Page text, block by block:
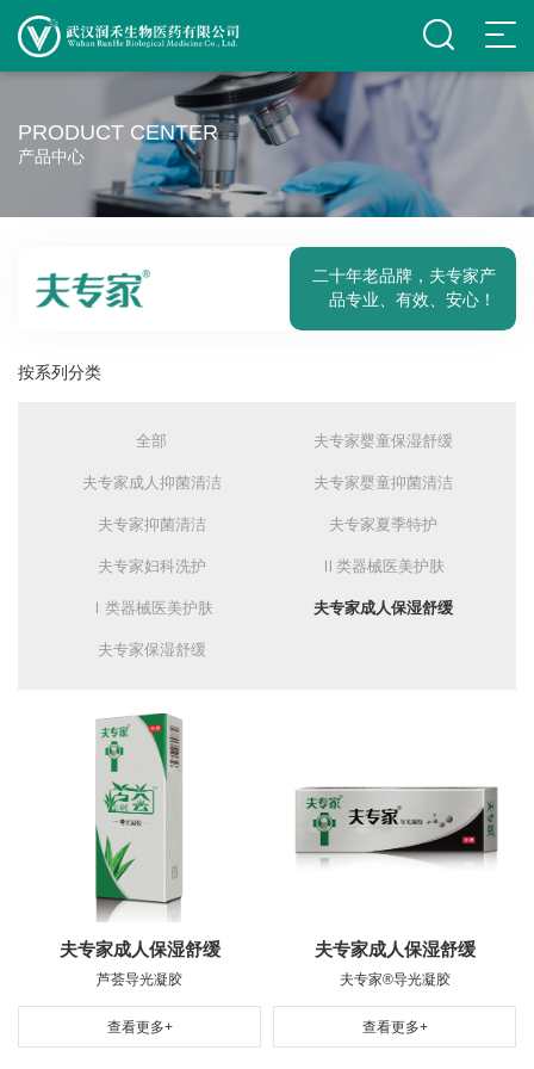
PRODUCT CENTER
产品中心
二十年老品牌，夫专家产
品专业、有效、安心！
按系列分类
全部 夫专家婴童保湿舒缓
夫专家成人抑菌清洁 夫专家婴童抑菌清洁
夫专家抑菌清洁 夫专家夏季特护
夫专家妇科洗护 Ⅱ类器械医美护肤
Ⅰ类器械医美护肤 夫专家成人保湿舒缓
夫专家保湿舒缓
夫专家成人保湿舒缓
芦荟导光凝胶
查看更多+
夫专家成人保湿舒缓
夫专家®导光凝胶
查看更多+